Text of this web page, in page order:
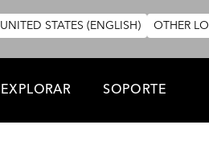
UNITED STATES (ENGLISH) OTHER
EXPLORAR SOPORTE